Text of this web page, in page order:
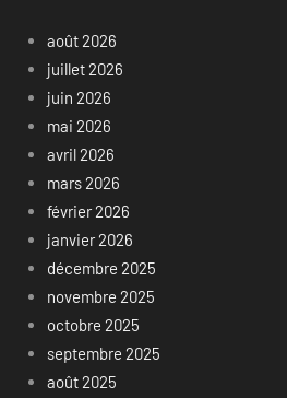
août 2026
juillet 2026
juin 2026
mai 2026
avril 2026
mars 2026
février 2026
janvier 2026
décembre 2025
novembre 2025
octobre 2025
septembre 2025
août 2025